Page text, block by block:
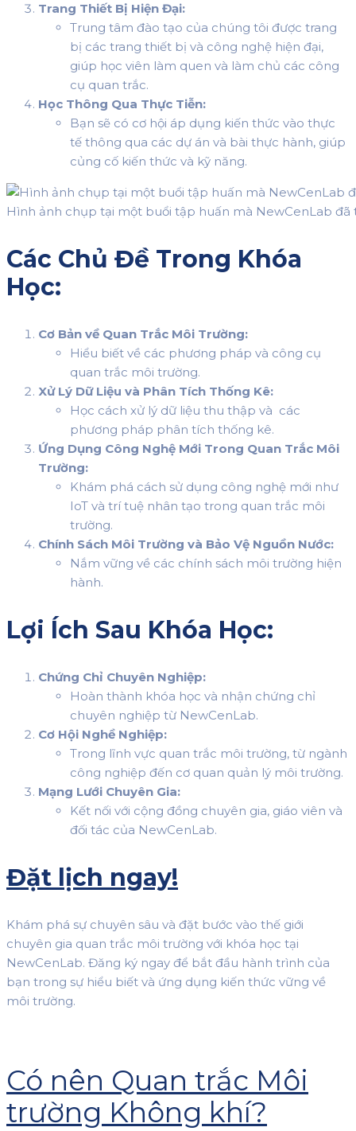
Trang Thiết Bị Hiện Đại:
Trung tâm đào tạo của chúng tôi được trang
bị các trang thiết bị và công nghệ hiện đại,
giúp học viên làm quen và làm chủ các công
cụ quan trắc.
Học Thông Qua Thực Tiễn:
Bạn sẽ có cơ hội áp dụng kiến thức vào thực
tế thông qua các dự án và bài thực hành, giúp
củng cố kiến thức và kỹ năng.
Hình ảnh chụp tại một buổi tập huấn mà NewCenLab đã
Các Chủ Đề Trong Khóa
Học:
Cơ Bản về Quan Trắc Môi Trường:
Hiểu biết về các phương pháp và công cụ
quan trắc môi trường.
Xử Lý Dữ Liệu và Phân Tích Thống Kê:
Học cách xử lý dữ liệu thu thập và các
phương pháp phân tích thống kê.
Ứng Dụng Công Nghệ Mới Trong Quan Trắc Môi
Trường:
Khám phá cách sử dụng công nghệ mới như
IoT và trí tuệ nhân tạo trong quan trắc môi
trường.
Chính Sách Môi Trường và Bảo Vệ Nguồn Nước:
Nắm vững về các chính sách môi trường hiện
hành.
Lợi Ích Sau Khóa Học:
Chứng Chỉ Chuyên Nghiệp:
Hoàn thành khóa học và nhận chứng chỉ
chuyên nghiệp từ NewCenLab.
Cơ Hội Nghề Nghiệp:
Trong lĩnh vực quan trắc môi trường, từ ngành
công nghiệp đến cơ quan quản lý môi trường.
Mạng Lưới Chuyên Gia:
Kết nối với cộng đồng chuyên gia, giáo viên và
đối tác của NewCenLab.
Đặt lịch ngay!
Khám phá sự chuyên sâu và đặt bước vào thế giới
chuyên gia quan trắc môi trường với khóa học tại
NewCenLab. Đăng ký ngay để bắt đầu hành trình của
bạn trong sự hiểu biết và ứng dụng kiến thức vững về
môi trường.
Có nên Quan trắc Môi
trường Không khí?